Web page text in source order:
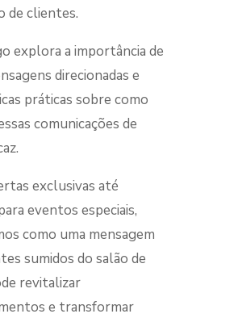
de clientes.
explora a importância de
direcionadas e
práticas sobre como
comunicações de
exclusivas até
eventos especiais,
como uma mensagem
sumidos do salão de
revitalizar
e transformar